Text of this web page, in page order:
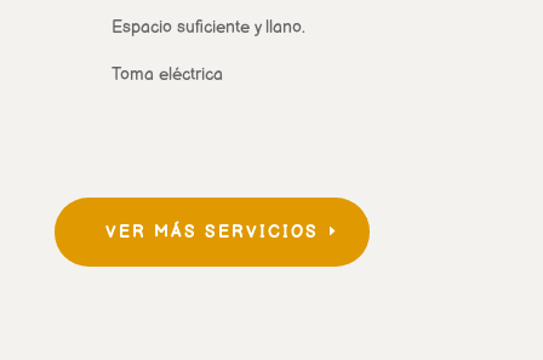
Espacio suficiente y llano.
Toma eléctrica
VER MÁS SERVICIOS